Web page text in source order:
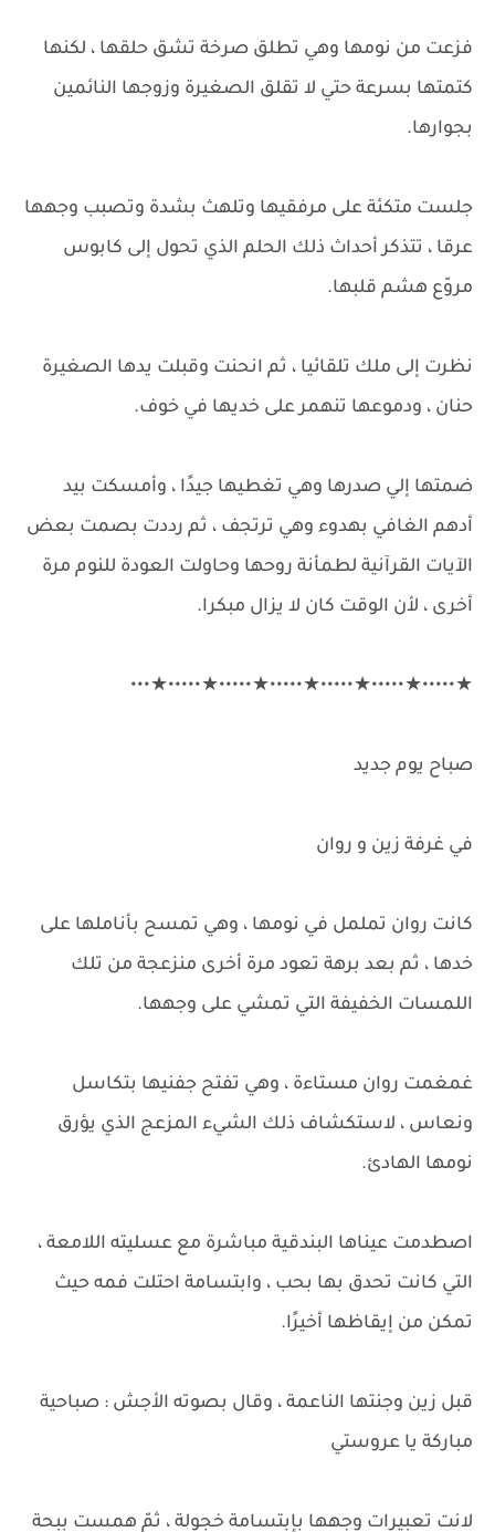
فزعت من نومها وهي تطلق صرخة تشق حلقها ، لكنها
كتمتها بسرعة حتي لا تقلق الصغيرة وزوجها النائمين
بجوارها.
جلست متكئة على مرفقيها وتلهث بشدة وتصبب وجهها
عرقا ، تتذكر أحداث ذلك الحلم الذي تحول إلى كابوس
مروّع هشم قلبها.
نظرت إلى ملك تلقائيا ، ثم انحنت وقبلت يدها الصغيرة
حنان ، ودموعها تنهمر على خديها في خوف.
ضمتها إلي صدرها وهي تغطيها جيدًا ، وأمسكت بيد
أدهم الغافي بهدوء وهي ترتجف ، ثم رددت بصمت بعض
الآيات القرآنية لطمأنة روحها وحاولت العودة للنوم مرة
أخرى ، لأن الوقت كان لا يزال مبكرا.
★•••••★•••••★•••••★•••••★•••••★•••••★•••
صباح يوم جديد
في غرفة زين و روان
كانت روان تململ في نومها ، وهي تمسح بأناملها على
خدها ، ثم بعد برهة تعود مرة أخرى منزعجة من تلك
اللمسات الخفيفة التي تمشي على وجهها.
غمغمت روان مستاءة ، وهي تفتح جفنيها بتكاسل
ونعاس ، لاستكشاف ذلك الشيء المزعج الذي يؤرق
نومها الهادئ.
اصطدمت عيناها البندقية مباشرة مع عسليته اللامعة ،
التي كانت تحدق بها بحب ، وابتسامة احتلت فمه حيث
تمكن من إيقاظها أخيرًا.
قبل زين وجنتها الناعمة ، وقال بصوته الأجش : صباحية
مباركة يا عروستي
لانت تعبيرات وجهها بإبتسامة خجولة ، ثمّ همست ببحة